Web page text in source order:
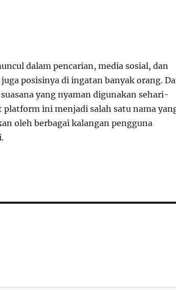
dalam pencarian, media sosial, dan
posisinya di ingatan banyak orang.
yang nyaman digunakan sehari-
ini menjadi salah satu nama
oleh berbagai kalangan pengguna